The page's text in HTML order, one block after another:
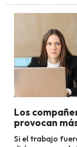
Los
provocan
Si el trabajo